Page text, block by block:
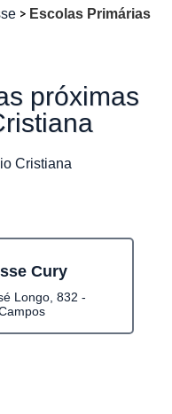
Escolas Primárias
próximas
Cristiana
Cury
Longo, 832 -